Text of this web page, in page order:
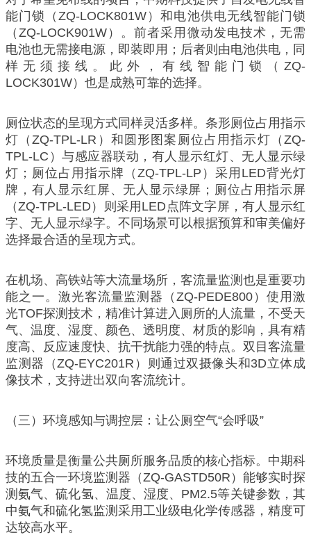
能门锁（ZQ-LOCK801W）和电池供电无线智能门锁
（ZQ-LOCK901W）。前者采用微动发电技术，无需
电池也无需接电源，即装即用；后者则由电池供电，同
样无须接线。此外，有线智能门锁（ZQ-
LOCK301W）也是成熟可靠的选择。
厕位状态的呈现方式同样灵活多样。条形厕位占用指示
灯（ZQ-TPL-LR）和圆形图案厕位占用指示灯（ZQ-
TPL-LC）与感应器联动，有人显示红灯、无人显示绿
灯；厕位占用指示牌（ZQ-TPL-LP）采用LED背光灯
牌，有人显示红屏、无人显示绿屏；厕位占用指示屏
（ZQ-TPL-LED）则采用LED点阵文字屏，有人显示红
字、无人显示绿字。不同场景可以根据预算和审美偏好
选择最合适的呈现方式。
在机场、高铁站等大流量场所，客流量监测也是重要功
能之一。激光客流量监测器（ZQ-PEDE800）使用激
光TOF探测技术，精准计算进入厕所的人流量，不受天
气、温度、湿度、颜色、透明度、材质的影响，具有精
度高、反应速度快、抗干扰能力强的特点。双目客流量
监测器（ZQ-EYC201R）则通过双摄像头和3D立体成
像技术，支持进出双向客流统计。
（三）环境感知与调控层：让公厕空气“会呼吸”
环境质量是衡量公共厕所服务品质的核心指标。中期科
技的五合一环境监测器（ZQ-GASTD50R）能够实时探
测氨气、硫化氢、温度、湿度、PM2.5等关键参数，其
中氨气和硫化氢监测采用工业级电化学传感器，精度可
达较高水平。